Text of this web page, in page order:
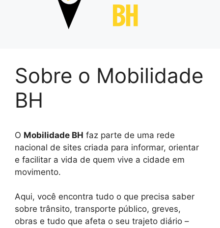
Sobre o Mobilidade
BH
O Mobilidade BH faz parte de uma rede
nacional de sites criada para informar, orientar
e facilitar a vida de quem vive a cidade em
movimento.
Aqui, você encontra tudo o que precisa saber
sobre trânsito, transporte público, greves,
obras e tudo que afeta o seu trajeto diário –